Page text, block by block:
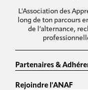
L'Association des
long de ton parcours
de l’alternance,
Partenaires &
Rejoindre l'ANAF